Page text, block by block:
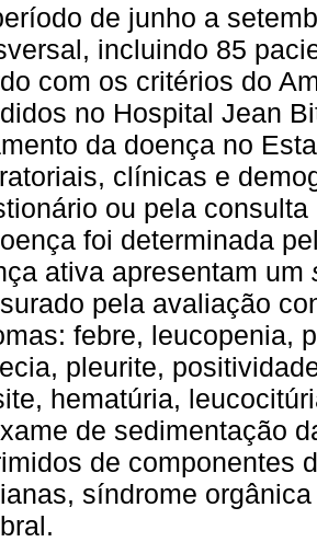
de junho a
incluindo 85
com os critérios do
no Hospital Jean
da doença no
clínicas e
ou pela
foi determinada
ativa apresentam um
pela avaliação
febre, leucopenia,
pleurite,
hematúria,
de sedimentação
de componentes
síndrome